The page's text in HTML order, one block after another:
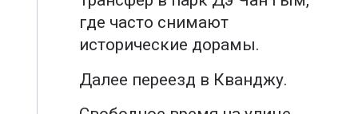
где часто снимают
исторические дорамы.
Далее переезд в Кванджу.